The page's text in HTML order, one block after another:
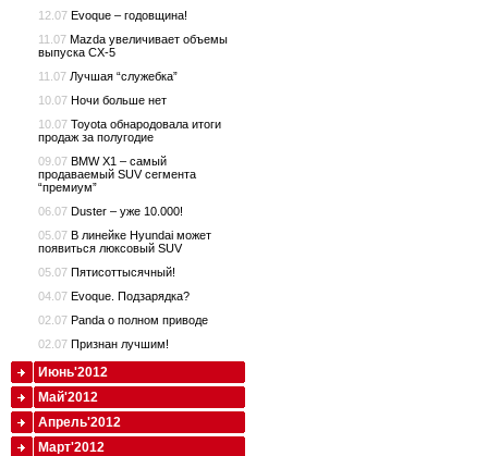
12.07 Evoque – годовщина!
11.07 Mazda увеличивает объемы
выпуска CX-5
11.07 Лучшая “служебка”
10.07 Ночи больше нет
10.07 Toyota обнародовала итоги
продаж за полугодие
09.07 BMW X1 – самый
продаваемый SUV сегмента
“премиум”
06.07 Duster – уже 10.000!
05.07 В линейке Hyundai может
появиться люксовый SUV
05.07 Пятисоттысячный!
04.07 Evoque. Подзарядка?
02.07 Panda о полном приводе
02.07 Признан лучшим!
Июнь'2012
Май'2012
Апрель'2012
Март'2012